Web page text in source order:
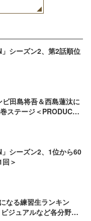
」シーズン2、第2話順位
田島将吾＆西島蓮汰に
ステージ＜PRODUCE
」シーズン2、1位から60
＞
なる練習生ランキン
ジュアルなど各分野で